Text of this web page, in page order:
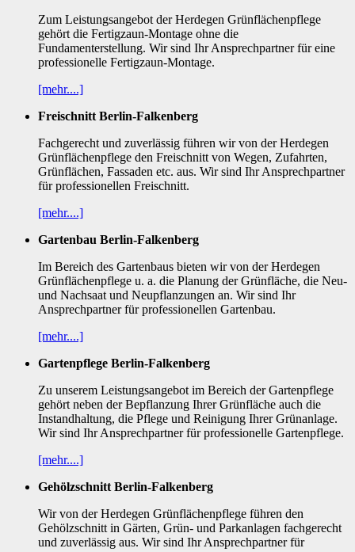
Zum Leistungsangebot der Herdegen Grünflächenpflege
gehört die Fertigzaun-Montage ohne die
Fundamenterstellung. Wir sind Ihr Ansprechpartner für eine
professionelle Fertigzaun-Montage.
[mehr....]
Freischnitt Berlin-Falkenberg
Fachgerecht und zuverlässig führen wir von der Herdegen
Grünflächenpflege den Freischnitt von Wegen, Zufahrten,
Grünflächen, Fassaden etc. aus. Wir sind Ihr Ansprechpartner
für professionellen Freischnitt.
[mehr....]
Gartenbau Berlin-Falkenberg
Im Bereich des Gartenbaus bieten wir von der Herdegen
Grünflächenpflege u. a. die Planung der Grünfläche, die Neu-
und Nachsaat und Neupflanzungen an. Wir sind Ihr
Ansprechpartner für professionellen Gartenbau.
[mehr....]
Gartenpflege Berlin-Falkenberg
Zu unserem Leistungsangebot im Bereich der Gartenpflege
gehört neben der Bepflanzung Ihrer Grünfläche auch die
Instandhaltung, die Pflege und Reinigung Ihrer Grünanlage.
Wir sind Ihr Ansprechpartner für professionelle Gartenpflege.
[mehr....]
Gehölzschnitt Berlin-Falkenberg
Wir von der Herdegen Grünflächenpflege führen den
Gehölzschnitt in Gärten, Grün- und Parkanlagen fachgerecht
und zuverlässig aus. Wir sind Ihr Ansprechpartner für